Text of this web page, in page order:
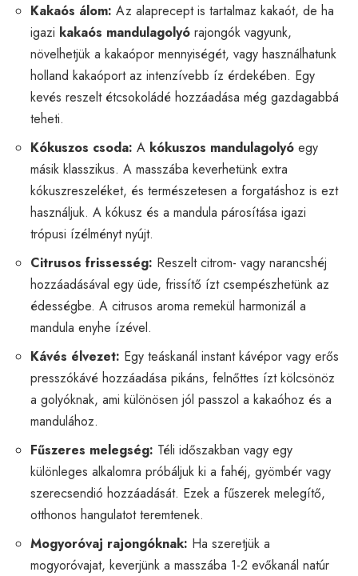
Kakaós álom: Az alaprecept is tartalmaz kakaót, de ha
igazi kakaós mandulagolyó rajongók vagyunk,
növelhetjük a kakaópor mennyiségét, vagy használhatunk
holland kakaóport az intenzívebb íz érdekében. Egy
kevés reszelt étcsokoládé hozzáadása még gazdagabbá
teheti.
Kókuszos csoda: A kókuszos mandulagolyó egy
másik klasszikus. A masszába keverhetünk extra
kókuszreszeléket, és természetesen a forgatáshoz is ezt
használjuk. A kókusz és a mandula párosítása igazi
trópusi ízélményt nyújt.
Citrusos frissesség: Reszelt citrom- vagy narancshéj
hozzáadásával egy üde, frissítő ízt csempészhetünk az
édességbe. A citrusos aroma remekül harmonizál a
mandula enyhe ízével.
Kávés élvezet: Egy teáskanál instant kávépor vagy erős
presszókávé hozzáadása pikáns, felnőttes ízt kölcsönöz
a golyóknak, ami különösen jól passzol a kakaóhoz és a
mandulához.
Fűszeres melegség: Téli időszakban vagy egy
különleges alkalomra próbáljuk ki a fahéj, gyömbér vagy
szerecsendió hozzáadását. Ezek a fűszerek melegítő,
otthonos hangulatot teremtenek.
Mogyoróvaj rajongóknak: Ha szeretjük a
mogyoróvajat, keverjünk a masszába 1-2 evőkanál natúr